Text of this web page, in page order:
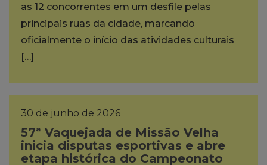
as 12 concorrentes em um desfile pelas
principais ruas da cidade, marcando
oficialmente o início das atividades culturais
[…]
30 de junho de 2026
57ª Vaquejada de Missão Velha
inicia disputas esportivas e abre
etapa histórica do Campeonato